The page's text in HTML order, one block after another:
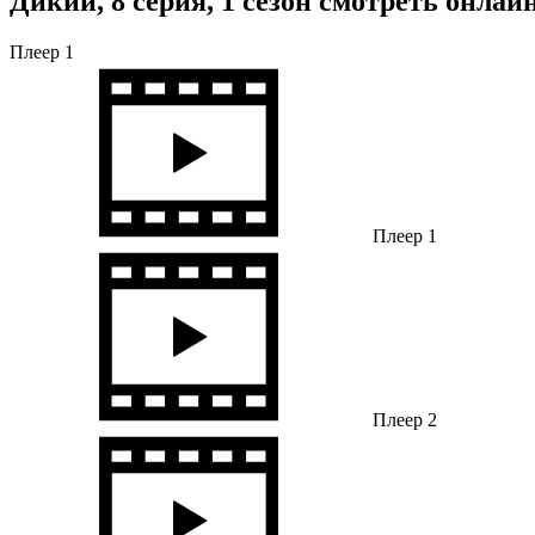
Плеер 1
Плеер 1
Плеер 2